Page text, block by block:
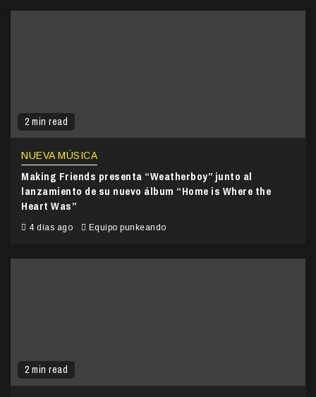
2 min read
NUEVA MÚSICA
Making Friends presenta “Weatherboy” junto al
lanzamiento de su nuevo álbum “Home is Where the
Heart Was”
4 días ago Equipo punkeando
2 min read